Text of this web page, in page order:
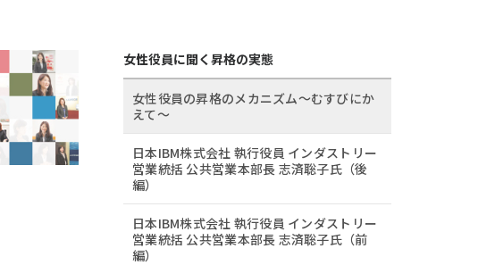
女性役員に聞く昇格の実態
女性役員の昇格のメカニズム～むすびにか
えて～
日本IBM株式会社 執行役員 インダストリー
営業統括 公共営業本部長 志済聡子氏（後
編）
日本IBM株式会社 執行役員 インダストリー
営業統括 公共営業本部長 志済聡子氏（前
編）